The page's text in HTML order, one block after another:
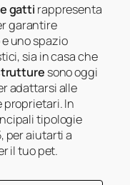
gatti rappresenta
garantire
uno spazio
sia in casa che
sono oggi
adattarsi alle
proprietari. In
tipologie
per aiutarti a
il tuo pet.